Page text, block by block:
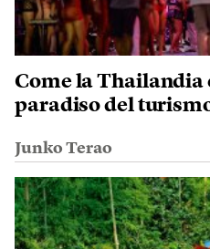
Come la Thailandia
paradiso del
Junko Terao